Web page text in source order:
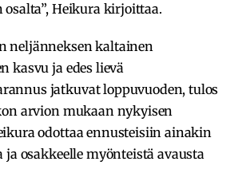
osalta”, Heikura kirjoittaa.
neljänneksen kaltainen
kasvu ja edes lievä
jatkuvat loppuvuoden, tulos
arvion mukaan nykyisen
odottaa ennusteisiin ainakin
osakkeelle myönteistä avausta